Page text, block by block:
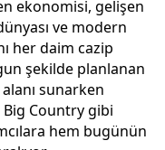
ekonomisi, gelişen
ve modern
her daim cazip
şekilde planlanan
sunarken
Big Country gibi
hem bugünün